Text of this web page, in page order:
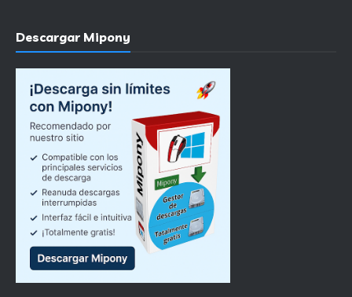
Descargar Mipony